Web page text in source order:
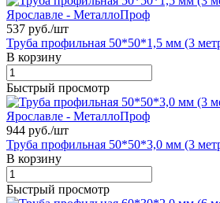
537 руб./шт
Труба профильная 50*50*1,5 мм (3
В корзину
Быстрый просмотр
944 руб./шт
Труба профильная 50*50*3,0 мм (3
В корзину
Быстрый просмотр